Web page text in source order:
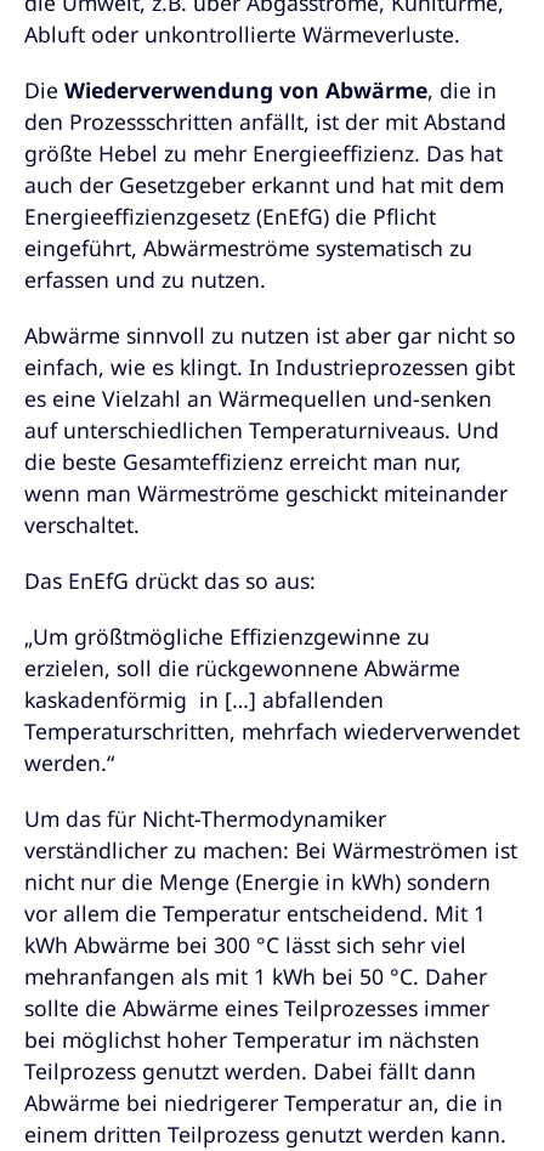
Abluft oder unkontrollierte Wärmeverluste.
Die Wiederverwendung von Abwärme, die in
den Prozessschritten anfällt, ist der mit Abstand
größte Hebel zu mehr Energieeffizienz. Das hat
auch der Gesetzgeber erkannt und hat mit dem
Energieeffizienzgesetz (EnEfG) die Pflicht
eingeführt, Abwärmeströme systematisch zu
erfassen und zu nutzen.
Abwärme sinnvoll zu nutzen ist aber gar nicht so
einfach, wie es klingt. In Industrieprozessen gibt
es eine Vielzahl an Wärmequellen und-senken
auf unterschiedlichen Temperaturniveaus. Und
die beste Gesamteffizienz erreicht man nur,
wenn man Wärmeströme geschickt miteinander
verschaltet.
Das EnEfG drückt das so aus:
„Um größtmögliche Effizienzgewinne zu
erzielen, soll die rückgewonnene Abwärme
kaskadenförmig in […] abfallenden
Temperaturschritten, mehrfach wiederverwendet
werden.“
Um das für Nicht-Thermodynamiker
verständlicher zu machen: Bei Wärmeströmen ist
nicht nur die Menge (Energie in kWh) sondern
vor allem die Temperatur entscheidend. Mit 1
kWh Abwärme bei 300 °C lässt sich sehr viel
mehranfangen als mit 1 kWh bei 50 °C. Daher
sollte die Abwärme eines Teilprozesses immer
bei möglichst hoher Temperatur im nächsten
Teilprozess genutzt werden. Dabei fällt dann
Abwärme bei niedrigerer Temperatur an, die in
einem dritten Teilprozess genutzt werden kann.